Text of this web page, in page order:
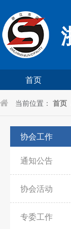
首页
当前位置： 首页
协会工作
通知公告
协会活动
专委工作